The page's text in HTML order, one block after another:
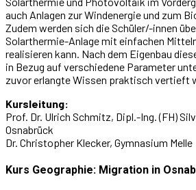
auch Anlagen zur Windenergie und zum
Zudem werden sich die Schüler/-innen
Solarthermie-Anlage mit einfachen
realisieren kann. Nach dem Eigenbau
in Bezug auf verschiedene Parameter
zuvor erlangte Wissen praktisch vertieft
Kursleitung:
Prof. Dr. Ulrich Schmitz, Dipl.-Ing. (FH)
Osnabrück
Dr. Christopher Klecker, Gymnasium Melle
Kurs Geographie: Migration in